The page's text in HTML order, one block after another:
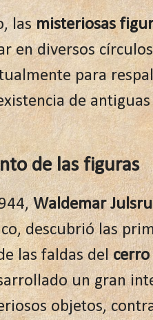
las misteriosas
en diversos
para
de
de las figuras
Waldemar
descubrió las
las faldas delcerro
un gran
objetos,